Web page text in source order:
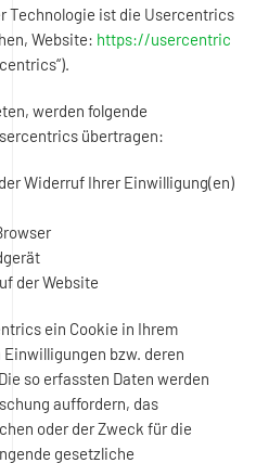
Technologie ist die Usercentrics
Website: https://usercentric
werden folgende
übertragen:
Widerruf Ihrer Einwilligung(en)
der Website
ein Cookie in Ihrem
bzw. deren
so erfassten Daten werden
auffordern, das
oder der Zweck für die
gesetzliche